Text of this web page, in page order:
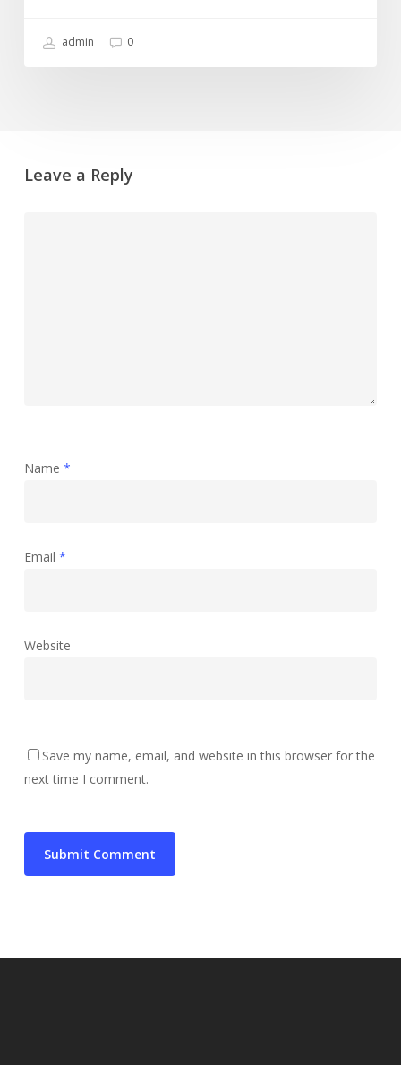
admin 0
Leave a Reply
Name *
Email *
Website
Save my name, email, and website in this browser for the
next time I comment.